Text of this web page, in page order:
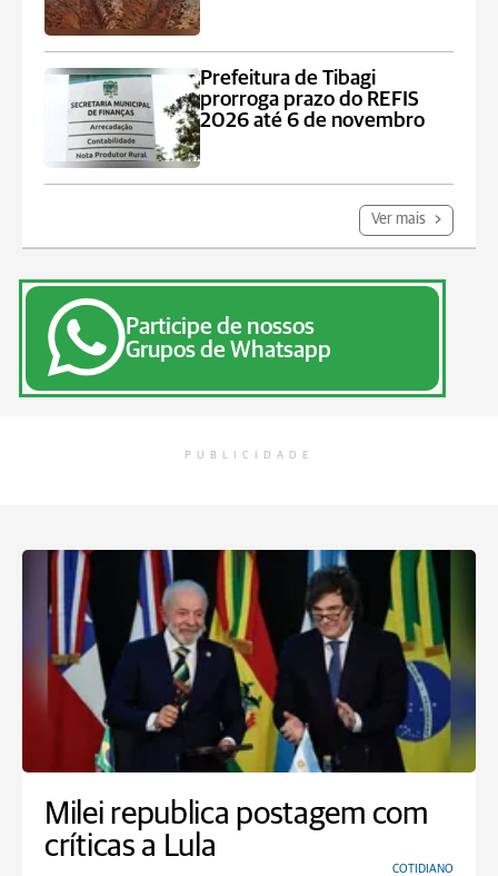
Prefeitura de Tibagi
prorroga prazo do REFIS
2026 até 6 de novembro
Ver mais
Participe de nossos
Grupos de Whatsapp
PUBLICIDADE
Milei republica postagem com
críticas a Lula
COTIDIANO